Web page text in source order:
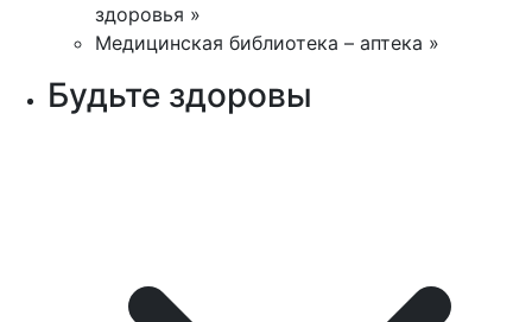
здоровья »
Медицинская библиотека – аптека »
Будьте здоровы